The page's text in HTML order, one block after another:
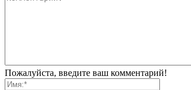
Пожалуйста, введите ваш комментарий!